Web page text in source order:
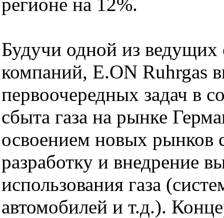
Будучи одной из ведущих
компаний, E.ON Ruhrgas
первоочередных задач в
сбыта газа на рынке
освоением новых рынков
разработку и внедрение
использования газа
автомобилей и т.д.).